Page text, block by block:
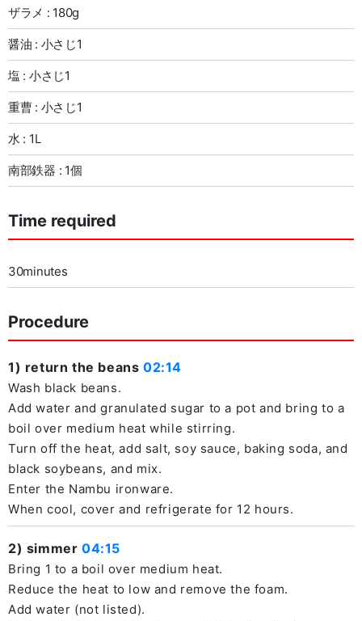
ザラメ : 180g
醤油 : 小さじ1
塩 : 小さじ1
重曹 : 小さじ1
水 : 1L
南部鉄器 : 1個
Time required
30minutes
Procedure
1) return the beans02:14
Wash black beans.
Add water and granulated sugar to a pot and bring to a
boil over medium heat while stirring.
Turn off the heat, add salt, soy sauce, baking soda, and
black soybeans, and mix.
Enter the Nambu ironware.
When cool, cover and refrigerate for 12 hours.
2) simmer 04:15
Bring 1 to a boil over medium heat.
Reduce the heat to low and remove the foam.
Add water (not listed).